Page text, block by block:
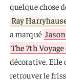
quelque chose
Ray
a marqué
The 7th
décorative.
retrouver le